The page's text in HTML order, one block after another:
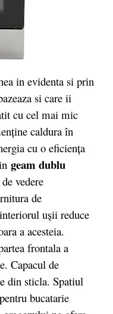
in evidenta si prin
si care ii
cu cel mai mic
caldura în
cu o eficienţa
geam dublu
vedere
de
uşii reduce
a acesteia.
frontala a
Capacul de
din sticla. Spatiul
bucatarie